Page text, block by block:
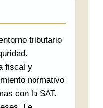
tributario
fiscal y
normativo
con la SAT.